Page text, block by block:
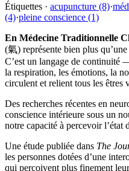
Étiquettes · acupuncture (8)·
(4)·pleine conscience (1)
En Médecine Traditionnelle
(氣) représente bien plus
C’est un langage de continuité
la respiration, les émotions, la
circulent et relient tous les êtres
Des recherches récentes en
conscience intérieure sous un
notre capacité à percevoir l’état
Une étude publiée dans The
les personnes dotées d’une
qui perçoivent plus finement